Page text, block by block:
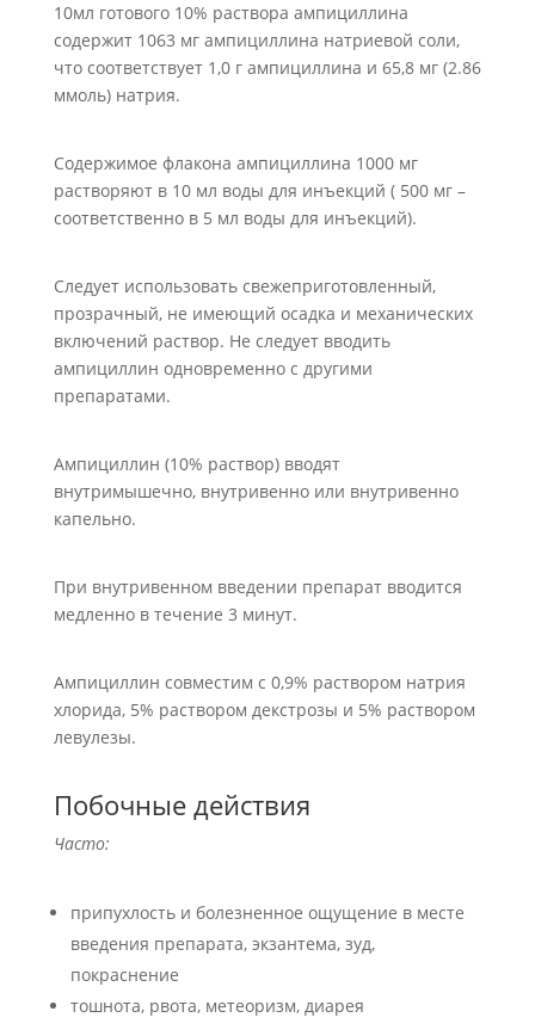
10мл готового 10% раствора ампициллина
содержит 1063 мг ампициллина натриевой соли,
что соответствует 1,0 г ампициллина и 65,8 мг (2.86
ммоль) натрия.
Содержимое флакона ампициллина 1000 мг
растворяют в 10 мл воды для инъекций ( 500 мг –
соответственно в 5 мл воды для инъекций).
Следует использовать свежеприготовленный,
прозрачный, не имеющий осадка и механических
включений раствор. Не следует вводить
ампициллин одновременно с другими
препаратами.
Ампициллин (10% раствор) вводят
внутримышечно, внутривенно или внутривенно
капельно.
При внутривенном введении препарат вводится
медленно в течение 3 минут.
Ампициллин совместим с 0,9% раствором натрия
хлорида, 5% раствором декстрозы и 5% раствором
левулезы.
Побочные действия
Часто:
припухлость и болезненное ощущение в месте
введения препарата, экзантема, зуд,
покраснение
тошнота, рвота, метеоризм, диарея